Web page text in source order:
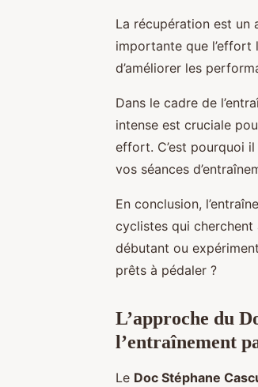
La récupération est un
importante que l’effort
d’améliorer les
Dans le cadre de
intense est cruciale
effort. C’est pourquoi
vos séances
En conclusion,
cyclistes qui cherchent
débutant ou
prêts à pédaler ?
L’approche du
l’entraînement
Le Doc Stéphane